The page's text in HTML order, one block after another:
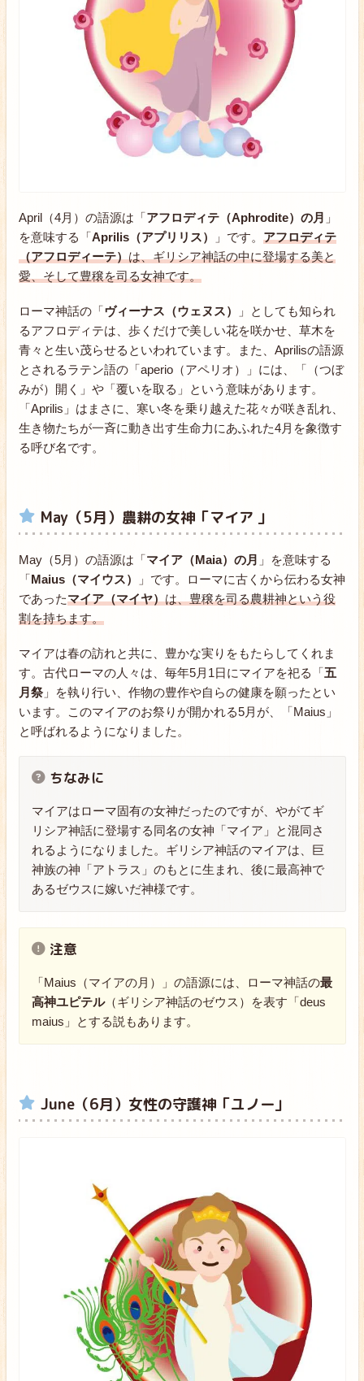
April（4月）の語源は「アフロディテ（Aphrodite）の月 」
を意味する「Aprilis（アプリリス） 」です。 アフロディテ
（アフロディーテ）は、ギリシア神話の中に登場する美と
愛、そして豊穣を司る女神です。
ローマ神話の「ヴィーナス（ウェヌス）
」としても知られ
るアフロディテは、歩くだけで美しい花を咲かせ、草木を
青々と生い茂らせるといわれています。また、Aprilisの語源
とされるラテン語の「aperio（アペリオ）」には、「（つぼ
みが）開く」や「覆いを取る」という意味があります。
「Aprilis」はまさに、寒い冬を乗り越えた花々が咲き乱れ、
生き物たちが一斉に動き出す生命力にあふれた4月を象徴す
る呼び名です。
May（5月）農耕の女神「マイア 」
May（5月）の語源は「マイア（Maia）の月 」を意味する
「Maius（マイウス）
」です。ローマに古くから伝わる女神
であったマイア（マイヤ）は、豊穣を司る農耕神という役
割を持ちます。
マイアは春の訪れと共に、豊かな実りをもたらしてくれま
す。古代ローマの人々は、毎年5月1日にマイアを祀る「五
月祭」を執り行い、作物の豊作や自らの健康を願ったとい
います。このマイアのお祭りが開かれる5月が、「Maius」
と呼ばれるようになりました。
ちなみに
マイアはローマ固有の女神だったのですが、やがてギ
リシア神話に登場する同名の女神「マイア」と混同さ
れるようになりました。ギリシア神話のマイアは、巨
神族の神「アトラス」のもとに生まれ、後に最高神で
あるゼウスに嫁いだ神様です。
注意
「Maius（マイアの月）」の語源には、ローマ神話の最
高神ユピテル（ギリシア神話のゼウス）を表す「deus
maius」とする説もあります。
June（6月）女性の守護神「ユノー」